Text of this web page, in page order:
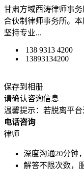
甘肃方域西涛律师事
合伙制律师事务所。
坚持专业...
138 9313 4200
13893134200
保存到相册
请确认咨询信息
温馨提示：若脱离平
电话咨询
律师
深度沟通20分钟
解答不限次数，